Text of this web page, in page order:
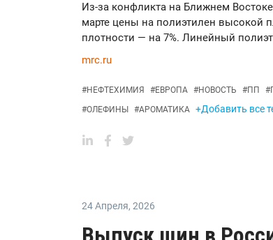
Из-за конфликта на Ближнем
марте цены на полиэтилен высокой
плотности — на 7%. Линейный
mrc.ru
#НЕФТЕХИМИЯ #ЕВРОПА #НОВОСТЬ #ПП #
#ОЛЕФИНЫ #АРОМАТИКА +Добавить все
24 Апреля, 2026